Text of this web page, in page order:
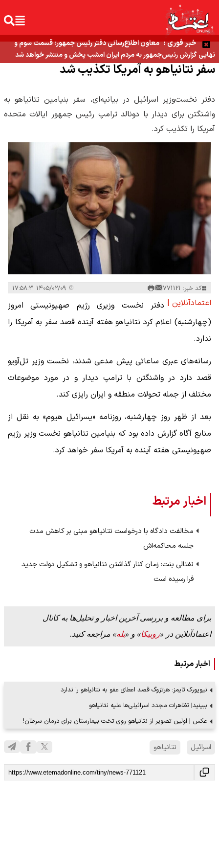
خبر فوری : معاون اطلاع‌رسانی دفتر رئیس جمهور: قسمت سوم و
نهایی گزارش رئیس‌جمهور به مردم ایران امشب پخش و منتشر خواهد شد
سفر نتانیاهو به آمریکا تکذیب شد
دفتر نخست‌وزیر اسرائیل در بیانیه‌ای، سفر بنیامین نتانیاهو به
واشنگتن برای دیدار با دونالد ترامپ رئیس جمهور ایالات متحده
آمریکا را تکذیب کرد.
کد خبر: 771121
اعتمادآنلاین | دفتر نخست وزیری رژیم صهیونیستی امروز
(چهارشنبه) اعلام کرد نتانیاهو هفته آینده قصد سفر به آمریکا را
ندارد.
رسانه‌های عبری ساعاتی پیش مدعی شدند، نخست وزیر تل‌آویو
قصد دارد در واشنگتن با ترامپ دیدار و در مورد موضوعات
مختلف از جمله تحولات منطقه و ایران رایزی کند.
بعد از ظهر روز چهارشنبه، روزنامه «یسرائیل هیوم» به نقل از
منابع آگاه گزارش داده بود که بنیامین نتانیاهو نخست‌ وزیر رژیم
صهیونیستی هفته آینده به آمریکا سفر خواهد کرد.
اخبار مرتبط
مخالفت دادگاه با درخواست نتانیاهو مبنی بر کاهش مدت
جلسه محاکمه‌اش
نفتالی بنت: زمان کنار گذاشتن نتانیاهو و تشکیل دولت جدید
فرا رسیده است
برای مطالعه و بررسی آخرین اخبار و تحلیل‌ها به کانال
اعتمادآنلاین در «روبیکا» و «بله» مراجعه کنید.
اخبار مرتبط
نیویورک‌ تایمز: هرتزوگ قصد اعطای عفو به نتانیاهو را ندارد
ببینید| تظاهرات مجدد اسرائیلی‌ها علیه نتانیاهو
عکس | اولین تصویر از نتانیاهو روی تخت بیمارستان برای درمان سرطان!
اسرائیل نتانیاهو